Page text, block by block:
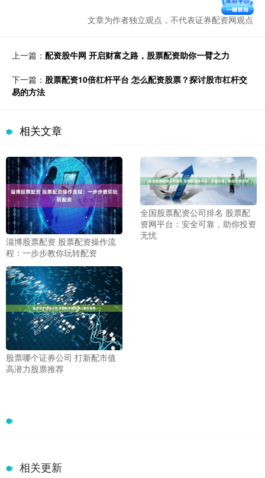
文章为作者独立观点，不代表证券配资网观点
上一篇： 配资股牛网 开启财富之路，股票配资助你一臂之力
下一篇： 股票配资10倍杠杆平台 怎么配资股票？探讨股市杠杆交
易的方法
相关文章
淄博股票配资 股票配资操作流
程：一步步教你玩转配资
全国股票配资公司排名 股票配
资网平台：安全可靠，助你投资
无忧
股票哪个证券公司 打新配市值
高潜力股票推荐
相关更新